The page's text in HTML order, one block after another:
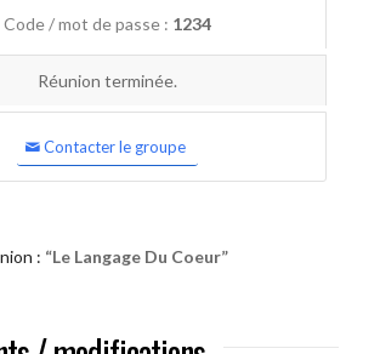
Code / mot de passe : 1234
Réunion terminée.
Contacter le groupe
: “Le Langage Du Coeur”